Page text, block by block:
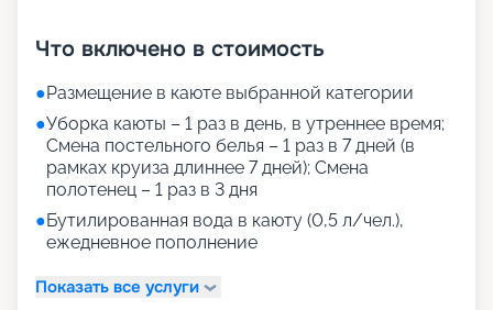
Что включено в стоимость
●Размещение в каюте выбранной категории
●Уборка каюты – 1 раз в день, в утреннее время;
Смена постельного белья – 1 раз в 7 дней (в
рамках круиза длиннее 7 дней); Смена
полотенец – 1 раз в 3 дня
●Бутилированная вода в каюту (0,5 л/чел.),
ежедневное пополнение
Показать все услуги